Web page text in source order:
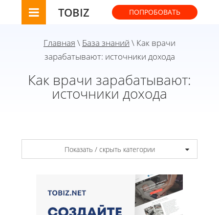
TOBIZ ПОПРОБОВАТЬ
Главная \ База знаний \ Как врачи
зарабатывают: источники дохода
Как врачи зарабатывают:
источники дохода
Показать / скрыть категории